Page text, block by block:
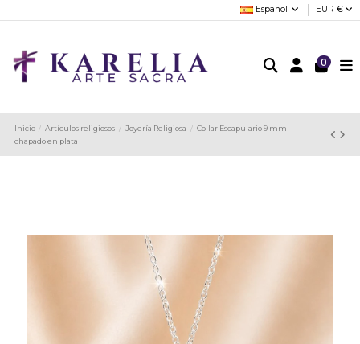
Español EUR €
0
Inicio Artículos religiosos Joyería Religiosa
Collar Escapulario 9 mm
chapado en plata